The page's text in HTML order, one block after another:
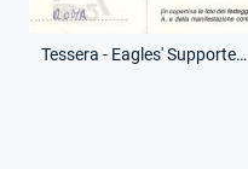
Tessera - Eagles' Supporters - (Retro)